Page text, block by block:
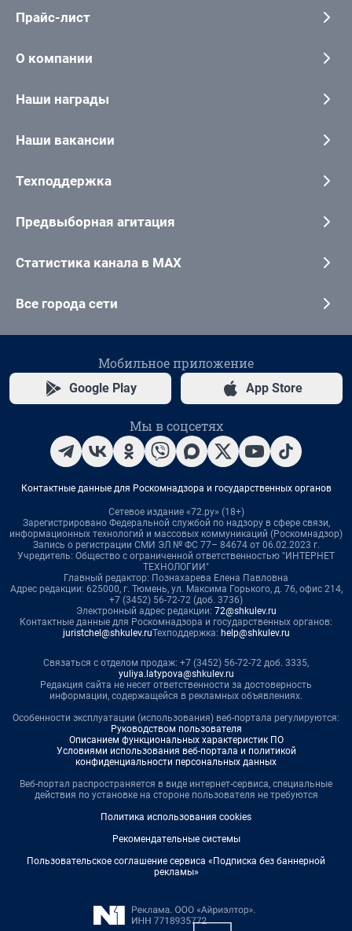
Прайс-лист
О компании
Наши награды
Наши вакансии
Техподдержка
Предвыборная агитация
Статистика канала в MAX
Все города сети
Мобильное приложение
Google Play App Store
Мы в соцсетях
Контактные данные для Роскомнадзора и государственных органов
Сетевое издание «72.ру» (18+)
Зарегистрировано Федеральной службой по надзору в сфере связи,
информационных технологий и массовых коммуникаций (Роскомнадзор)
Запись о регистрации СМИ ЭЛ № ФС 77– 84674 от 06.02.2023 г.
Учредитель: Общество с ограниченной ответственностью "ИНТЕРНЕТ
ТЕХНОЛОГИИ"
Главный редактор: Познахарева Елена Павловна
Адрес редакции: 625000, г. Тюмень, ул. Максима Горького, д. 76, офис 214,
+7 (3452) 56-72-72 (доб. 3736)
Электронный адрес редакции: 72@shkulev.ru
Контактные данные для Роскомнадзора и государственных органов:
juristchel@shkulev.ruТехподдержка: help@shkulev.ru
Связаться с отделом продаж: +7 (3452) 56-72-72 доб. 3335,
yuliya.latypova@shkulev.ru
Редакция сайта не несет ответственности за достоверность
информации, содержащейся в рекламных объявлениях.
Особенности эксплуатации (использования) веб-портала регулируются:
Руководством пользователя
Описанием функциональных характеристик ПО
Условиями использования веб-портала и политикой
конфиденциальности персональных данных
Веб-портал распространяется в виде интернет-сервиса, специальные
действия по установке на стороне пользователя не требуются
Политика использования cookies
Рекомендательные системы
Пользовательское соглашение сервиса «Подписка без баннерной
рекламы»